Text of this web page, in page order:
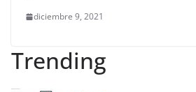
diciembre 9, 2021
Trending